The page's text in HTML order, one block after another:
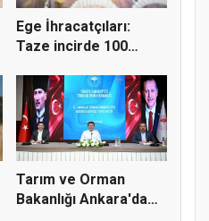
Ege İhracatçıları:
Taze incirde 100
Tarım ve Orman
Bakanlığı Ankara'da